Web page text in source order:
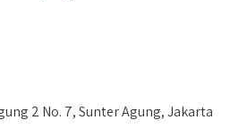
2 No. 7, Sunter Agung, Jakarta